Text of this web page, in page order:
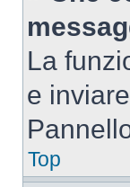
La
e
Top